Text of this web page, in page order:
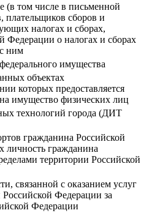
(в том числе в письменной
плательщиков сборов и
налогах и сборах,
Федерации о налогах и сборах
ним
имущества
объектах
которых предоставляется
имущество физических лиц
технологий города (ДИТ
гражданина Российской
личность гражданина
территории Российской
связанной с оказанием услуг
Российской Федерации за
Федерации